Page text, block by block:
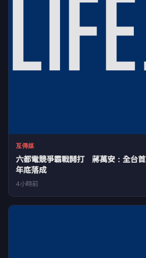
互傳媒
六都電競爭霸戰開打 蔣萬安：全台
年底落成
4小時前